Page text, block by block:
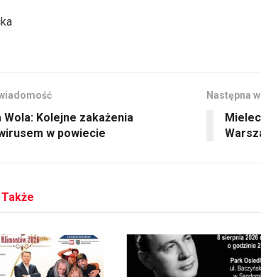
Wola: Kolejne zakażenia
w powiecie
Następna